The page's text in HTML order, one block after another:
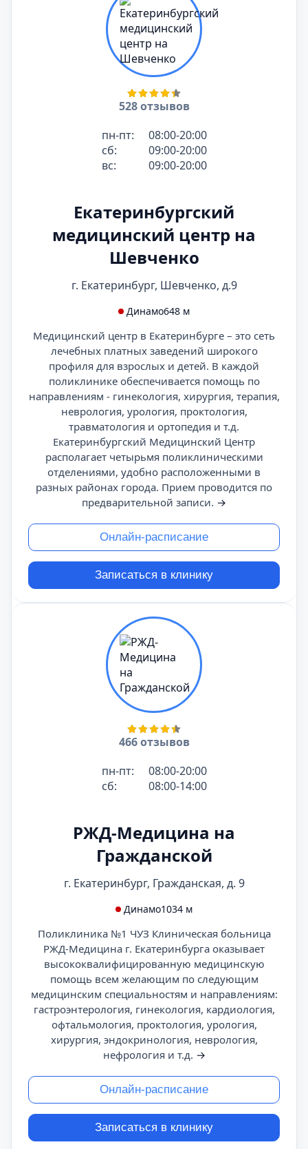
528 отзывов
пн-пт:
08:00-20:00
сб:
09:00-20:00
вс:
09:00-20:00
Екатеринбургский
медицинский центр на
Шевченко
г. Екатеринбург, Шевченко, д.9
Динамо648 м
Медицинский центр в Екатеринбурге – это сеть
лечебных платных заведений широкого
профиля для взрослых и детей. В каждой
поликлинике обеспечивается помощь по
направлениям - гинекология, хирургия, терапия,
неврология, урология, проктология,
травматология и ортопедия и т.д.
Екатеринбургский Медицинский Центр
располагает четырьмя поликлиническими
отделениями, удобно расположенными в
разных районах города. Прием проводится по
предварительной записи. →
Онлайн-расписание
Записаться в клинику
466 отзывов
пн-пт:
08:00-20:00
сб:
08:00-14:00
РЖД-Медицина на
Гражданской
г. Екатеринбург, Гражданская, д. 9
Динамо1034 м
Поликлиника №1 ЧУЗ Клиническая больница
РЖД-Медицина г. Екатеринбурга оказывает
высококвалифицированную медицинскую
помощь всем желающим по следующим
медицинским специальностям и направлениям:
гастроэнтерология, гинекология, кардиология,
офтальмология, проктология, урология,
хирургия, эндокринология, неврология,
нефрология и т.д. →
Онлайн-расписание
Записаться в клинику